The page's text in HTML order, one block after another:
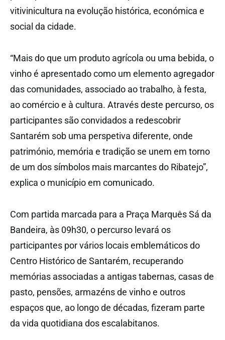
vitivinicultura na evolução histórica, económica e
social da cidade.
“Mais do que um produto agrícola ou uma bebida, o
vinho é apresentado como um elemento agregador
das comunidades, associado ao trabalho, à festa,
ao comércio e à cultura. Através deste percurso, os
participantes são convidados a redescobrir
Santarém sob uma perspetiva diferente, onde
património, memória e tradição se unem em torno
de um dos símbolos mais marcantes do Ribatejo”,
explica o município em comunicado.
Com partida marcada para a Praça Marquês Sá da
Bandeira, às 09h30, o percurso levará os
participantes por vários locais emblemáticos do
Centro Histórico de Santarém, recuperando
memórias associadas a antigas tabernas, casas de
pasto, pensões, armazéns de vinho e outros
espaços que, ao longo de décadas, fizeram parte
da vida quotidiana dos escalabitanos.